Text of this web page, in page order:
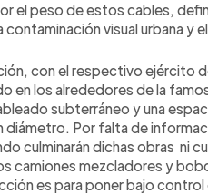
el peso de estos cables,
visual urbana y
con el respectivo ejército
en los alrededores de la
subterráneo y una
diámetro. Por falta de
culminarán dichas obras ni
camiones mezcladores y
es para poner bajo control